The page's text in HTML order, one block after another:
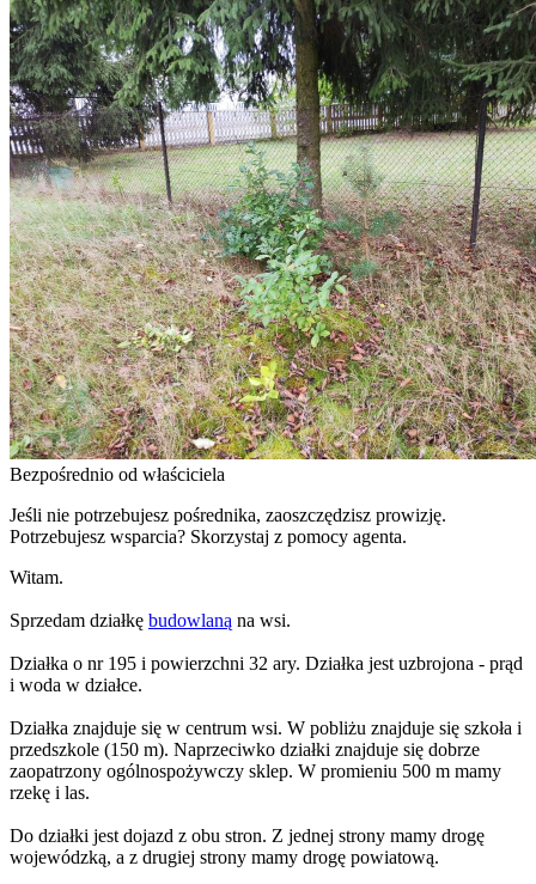
Bezpośrednio od właściciela
Jeśli nie potrzebujesz pośrednika, zaoszczędzisz prowizję.
Potrzebujesz wsparcia? Skorzystaj z pomocy agenta.
Witam.
Sprzedam działkę budowlaną na wsi.
Działka o nr 195 i powierzchni 32 ary. Działka jest uzbrojona - prąd
i woda w działce.
Działka znajduje się w centrum wsi. W pobliżu znajduje się szkoła i
przedszkole (150 m). Naprzeciwko działki znajduje się dobrze
zaopatrzony ogólnospożywczy sklep. W promieniu 500 m mamy
rzekę i las.
Do działki jest dojazd z obu stron. Z jednej strony mamy drogę
wojewódzką, a z drugiej strony mamy drogę powiatową.